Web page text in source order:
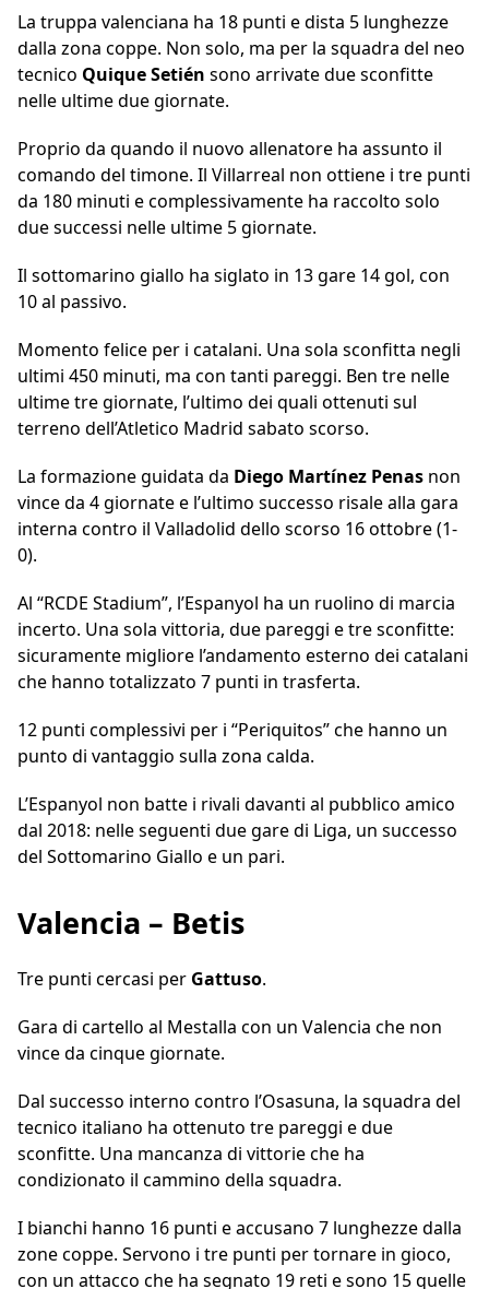
La truppa valenciana ha 18 punti e dista 5 lunghezze
dalla zona coppe. Non solo, ma per la squadra del neo
tecnico Quique Setién sono arrivate due sconfitte
nelle ultime due giornate.
Proprio da quando il nuovo allenatore ha assunto il
comando del timone. Il Villarreal non ottiene i tre punti
da 180 minuti e complessivamente ha raccolto solo
due successi nelle ultime 5 giornate.
Il sottomarino giallo ha siglato in 13 gare 14 gol, con
10 al passivo.
Momento felice per i catalani. Una sola sconfitta negli
ultimi 450 minuti, ma con tanti pareggi. Ben tre nelle
ultime tre giornate, l’ultimo dei quali ottenuti sul
terreno dell’Atletico Madrid sabato scorso.
La formazione guidata da Diego Martínez Penas non
vince da 4 giornate e l’ultimo successo risale alla gara
interna contro il Valladolid dello scorso 16 ottobre (1-
0).
Al “RCDE Stadium”, l’Espanyol ha un ruolino di marcia
incerto. Una sola vittoria, due pareggi e tre sconfitte:
sicuramente migliore l’andamento esterno dei catalani
che hanno totalizzato 7 punti in trasferta.
12 punti complessivi per i “Periquitos” che hanno un
punto di vantaggio sulla zona calda.
L’Espanyol non batte i rivali davanti al pubblico amico
dal 2018: nelle seguenti due gare di Liga, un successo
del Sottomarino Giallo e un pari.
Valencia – Betis
Tre punti cercasi per Gattuso.
Gara di cartello al Mestalla con un Valencia che non
vince da cinque giornate.
Dal successo interno contro l’Osasuna, la squadra del
tecnico italiano ha ottenuto tre pareggi e due
sconfitte. Una mancanza di vittorie che ha
condizionato il cammino della squadra.
I bianchi hanno 16 punti e accusano 7 lunghezze dalla
zone coppe. Servono i tre punti per tornare in gioco,
con un attacco che ha segnato 19 reti e sono 15 quelle